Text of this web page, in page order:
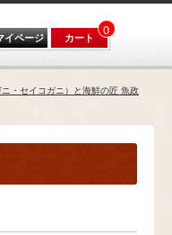
イページ カート 0
・セイコガニ）と海鮮の匠 魚政